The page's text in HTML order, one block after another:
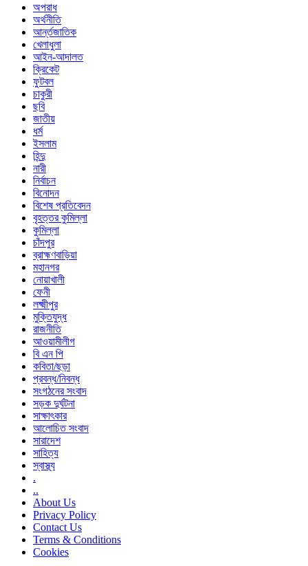
অপরাধ
অর্থনীতি
আর্ন্তজাতিক
খেলাধুলা
আইন-আদালত
ক্রিকেট
ফুটবল
চাকুরী
ছবি
জাতীয়
ধর্ম
ইসলাম
হিন্দু
নারী
নির্বাচন
বিনোদন
বিশেষ প্রতিবেদন
বৃহত্তর কুমিল্লা
কুমিল্লা
চাঁদপুর
ব্রাহ্মণবাড়িয়া
মহানগর
নোয়াখালী
ফেনী
লক্ষ্মীপুর
মুক্তিযুদ্ধ
রাজনীতি
আওয়ামীলীগ
বি এন পি
কবিতা/ছড়া
প্রবন্ধ/নিবন্ধ
সংগঠনের সংবাদ
সড়ক দুর্ঘটনা
সাক্ষাৎকার
আলোচিত সংবাদ
সারাদেশ
সাহিত্য
স্বাস্থ্য
.
..
About Us
Privacy Policy
Contact Us
Terms & Conditions
Cookies